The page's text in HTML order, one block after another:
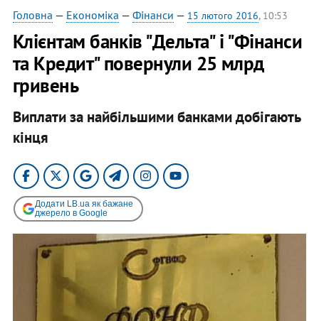
Головна — Економіка — Фінанси — 15 лютого 2016, 10:53
Клієнтам банків "Дельта" і "Фінанси
та Кредит" повернули 25 млрд
гривень
Виплати за найбільшими банками добігають
кінця
Додати LB.ua як бажане
джерело в Google